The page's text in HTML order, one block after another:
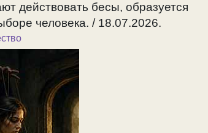
действовать бесы, образуется
человека. / 18.07.2026.